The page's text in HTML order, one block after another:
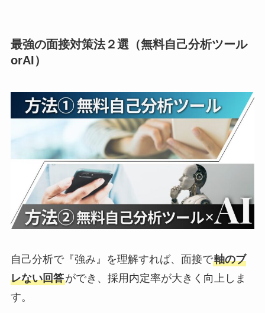
最強の面接対策法２選（無料自己分析ツール
orAI）
自己分析で『強み』を理解すれば、面接で軸のブ
レない回答ができ、採用内定率が大きく向上しま
す。